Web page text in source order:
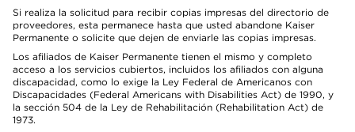
Si realiza la solicitud para recibir copias impresas del directorio de
proveedores, esta permanece hasta que usted abandone Kaiser
Permanente o solicite que dejen de enviarle las copias impresas.
Los afiliados de Kaiser Permanente tienen el mismo y completo
acceso a los servicios cubiertos, incluidos los afiliados con alguna
discapacidad, como lo exige la Ley Federal de Americanos con
Discapacidades (Federal Americans with Disabilities Act) de 1990, y
la sección 504 de la Ley de Rehabilitación (Rehabilitation Act) de
1973.